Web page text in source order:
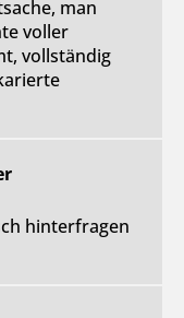
man
voller
vollständig
hinterfragen